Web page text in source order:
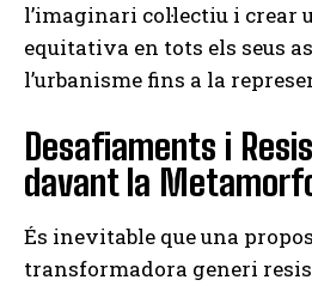
l’imaginari col·lectiu i crear
equitativa en tots els seus
l’urbanisme fins a la
Desafiaments i
davant la
És inevitable que una
transformadora generi